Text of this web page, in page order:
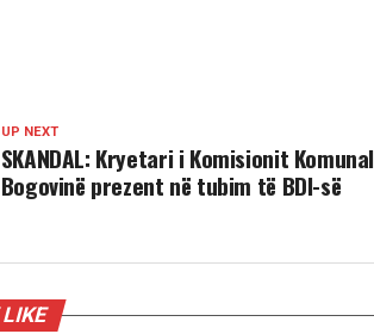
UP NEXT
SKANDAL: Kryetari i Komisionit Komunal
Bogovinë prezent në tubim të BDI-së
LIKE